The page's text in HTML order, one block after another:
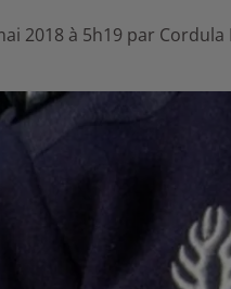
2018 à 5h19 par Cordula